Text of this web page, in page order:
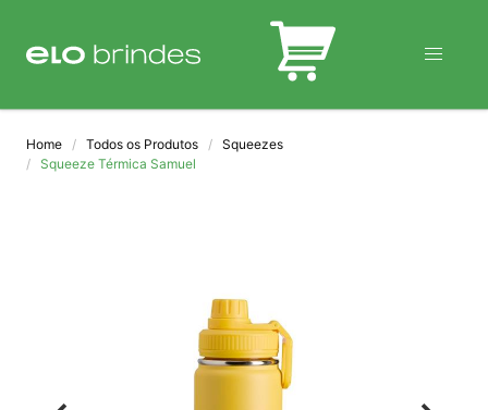
BLOG
Home Todos os Produtos
Squeezes
Squeeze Térmica Samuel